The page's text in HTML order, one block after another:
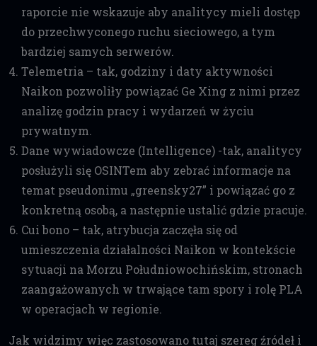
raporcie nie wskazuje aby analitycy mieli dostęp
do przechwyconego ruchu sieciowego, a tym
bardziej samych serwerów.
Telemetria – tak, godziny i daty aktywności
Naikon pozwoliły powiązać Ge Xing z nimi przez
analizę godzin pracy i wydarzeń w życiu
prywatnym.
Dane wywiadowcze (Intelligence) -tak, analitycy
posłużyli się OSINTem aby zebrać informacje na
temat pseudonimu „greensky27” i powiązać go z
konkretną osobą, a następnie ustalić gdzie pracuje.
Cui bono – tak, atrybucja zaczęła się od
umieszczenia działalności Naikon w kontekście
sytuacji na Morzu Południowochińskim, stronach
zaangażowanych w trwające tam spory i rolę PLA
w operacjach w regionie.
Jak widzimy więc zastosowano tutaj szereg źródeł i